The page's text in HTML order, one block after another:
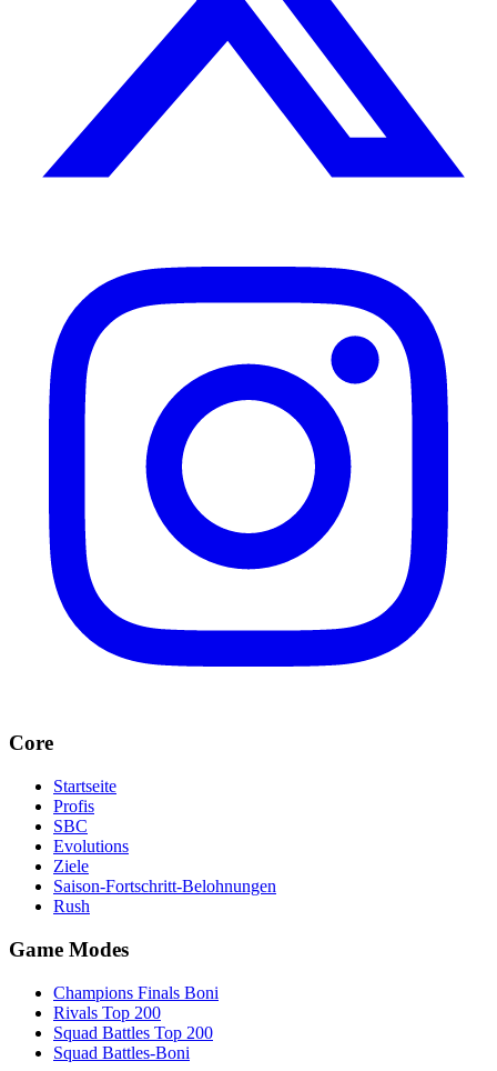
Core
Startseite
Profis
SBC
Evolutions
Ziele
Saison-Fortschritt-Belohnungen
Rush
Game Modes
Champions Finals Boni
Rivals Top 200
Squad Battles Top 200
Squad Battles-Boni